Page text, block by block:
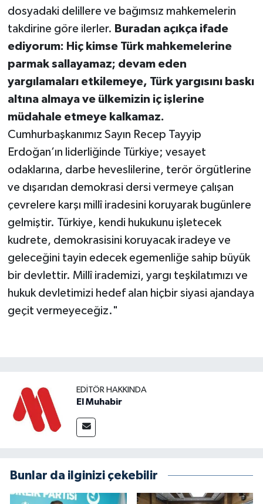
dosyadaki delillere ve bağımsız mahkemelerin
takdirine göre ilerler. Buradan açıkça ifade
ediyorum: Hiç kimse Türk mahkemelerine
parmak sallayamaz; devam eden
yargılamaları etkilemeye, Türk yargısını baskı
altına almaya ve ülkemizin iç işlerine
müdahale etmeye kalkamaz.
Cumhurbaşkanımız Sayın Recep Tayyip
Erdoğan’ın liderliğinde Türkiye; vesayet
odaklarına, darbe heveslilerine, terör örgütlerine
ve dışarıdan demokrasi dersi vermeye çalışan
çevrelere karşı millî iradesini koruyarak bugünlere
gelmiştir. Türkiye, kendi hukukunu işletecek
kudrete, demokrasisini koruyacak iradeye ve
geleceğini tayin edecek egemenliğe sahip büyük
bir devlettir. Millî irademizi, yargı teşkilatımızı ve
hukuk devletimizi hedef alan hiçbir siyasi ajandaya
geçit vermeyeceğiz."
EDITÖR HAKKINDA
El Muhabir
Bunlar da ilginizi çekebilir